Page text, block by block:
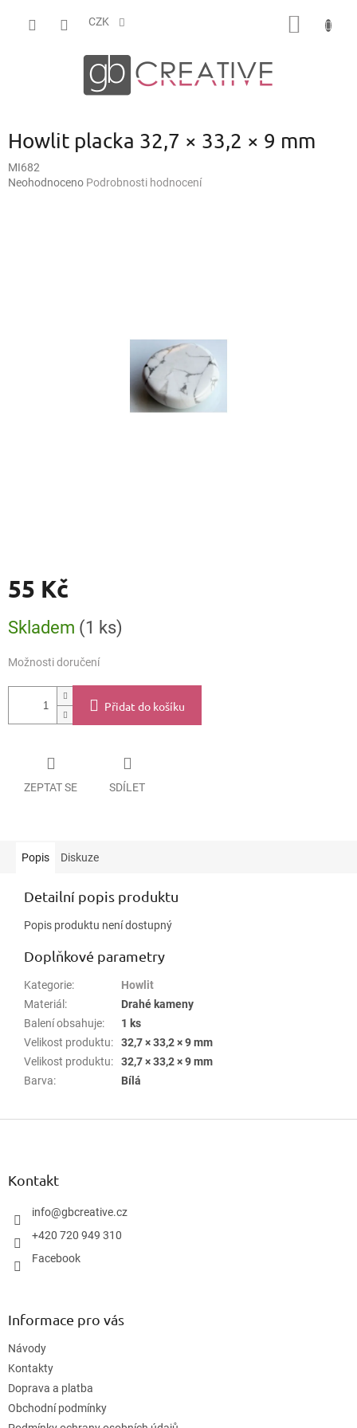
CZK
Howlit placka 32,7 × 33,2 × 9 mm
MI682
Průměrné
Neohodnoceno Podrobnosti hodnocení
55 Kč
cena:
Skladem (1 ks)
Možnosti doručení
Přidat do košíku
ZEPTAT SE SDÍLET
Popis Diskuze
Detailní popis produktu
Popis produktu není dostupný
Doplňkové parametry
Kategorie:
Howlit
Materiál :
Drahé kameny
Balení obsahuje:
1 ks
Velikost produktu:
32,7 × 33,2 × 9 mm
Velikost produktu:
32,7 × 33,2 × 9 mm
Barva: Bílá
Z
Kontakt
info@gbcreative.cz
+420 720 949 310
Facebook
Informace pro vás
Návody
Kontakty
Doprava a platba
Obchodní podmínky